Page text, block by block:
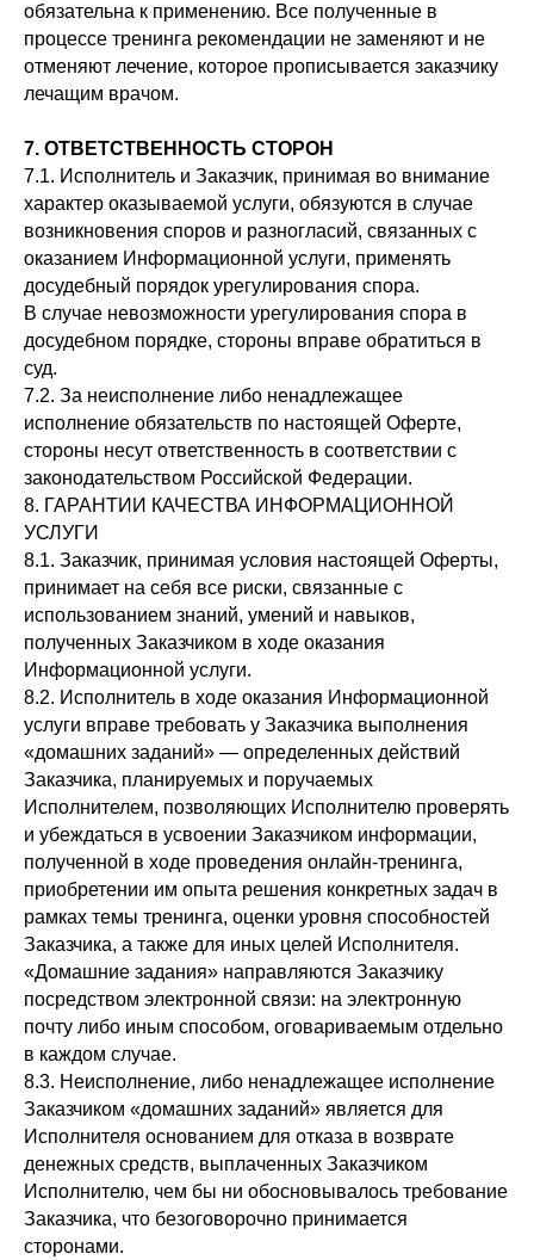
обязательна к применению. Все полученные в
процессе тренинга рекомендации не заменяют и не
отменяют лечение, которое прописывается заказчику
лечащим врачом.
7. ОТВЕТСТВЕННОСТЬ СТОРОН
7.1. Исполнитель и Заказчик, принимая во внимание
характер оказываемой услуги, обязуются в случае
возникновения споров и разногласий, связанных с
оказанием Информационной услуги, применять
досудебный порядок урегулирования спора.
В случае невозможности урегулирования спора в
досудебном порядке, стороны вправе обратиться в
суд.
7.2. За неисполнение либо ненадлежащее
исполнение обязательств по настоящей Оферте,
стороны несут ответственность в соответствии с
законодательством Российской Федерации.
8. ГАРАНТИИ КАЧЕСТВА ИНФОРМАЦИОННОЙ
УСЛУГИ
8.1. Заказчик, принимая условия настоящей Оферты,
принимает на себя все риски, связанные с
использованием знаний, умений и навыков,
полученных Заказчиком в ходе оказания
Информационной услуги.
8.2. Исполнитель в ходе оказания Информационной
услуги вправе требовать у Заказчика выполнения
«домашних заданий» — определенных действий
Заказчика, планируемых и поручаемых
Исполнителем, позволяющих Исполнителю проверять
и убеждаться в усвоении Заказчиком информации,
полученной в ходе проведения онлайн-тренинга,
приобретении им опыта решения конкретных задач в
рамках темы тренинга, оценки уровня способностей
Заказчика, а также для иных целей Исполнителя.
«Домашние задания» направляются Заказчику
посредством электронной связи: на электронную
почту либо иным способом, оговариваемым отдельно
в каждом случае.
8.3. Неисполнение, либо ненадлежащее исполнение
Заказчиком «домашних заданий» является для
Исполнителя основанием для отказа в возврате
денежных средств, выплаченных Заказчиком
Исполнителю, чем бы ни обосновывалось требование
Заказчика, что безоговорочно принимается
сторонами.